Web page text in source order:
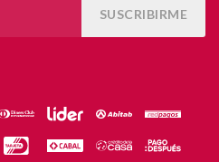
SUSCRIBIRME